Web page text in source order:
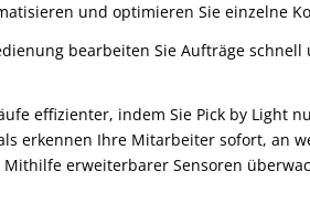
und optimieren Sie einzelne
bearbeiten Sie Aufträge
effizienter, indem Sie Pick by
erkennen Ihre Mitarbeiter sofort, an
erweiterbarer Sensoren